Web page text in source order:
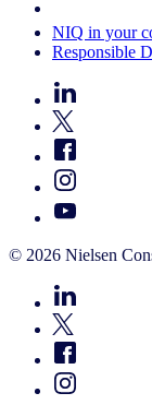
NIQ in your
Responsible
© 2026 Nielsen